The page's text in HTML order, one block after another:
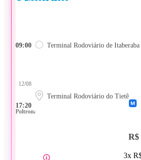
09:00 Terminal Rodoviário de Itaberaba
17:20
12/08
Terminal Rodoviário do Tietê
Poltrona
R$
3x